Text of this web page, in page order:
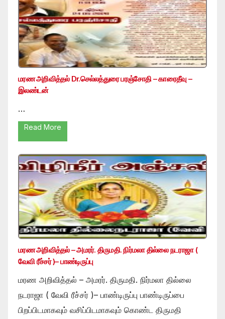
மரண அறிவித்தல் Dr.செல்லத்துரை பரஞ்சோதி – காரைதீவு –
இலண்டன்
…
Read More
மரண அறிவித்தல் – அமரர். திருமதி. நிர்மலா தில்லை நடராஜா (
வேவி ரீச்சர் )– பாண்டிருப்பு
மரண அறிவித்தல் – அமரர். திருமதி. நிர்மலா தில்லை
நடராஜா ( வேவி ரீச்சர் )– பாண்டிருப்பு பாண்டிருப்பை
பிறப்பிடமாகவும் வசிப்பிடமாகவும் கொண்ட திருமதி